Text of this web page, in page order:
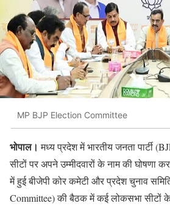
MP BJP Election Committee
भोपाल। मध्य प्रदेश में भारतीय जनता पार्टी
सीटों पर अपने उम्मीदवारों के नाम की घोषणा
में हुई बीजेपी कोर कमेटी और प्रदेश चुनाव
Committee) की बैठक में कई लोकसभा सीटों